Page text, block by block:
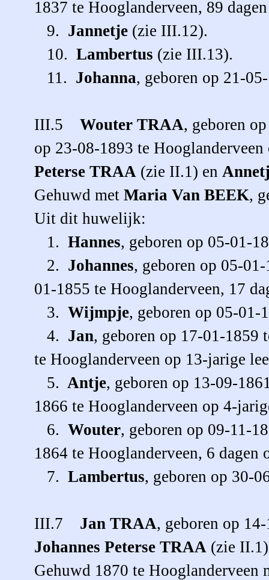
1837 te Hooglanderveen, 89
9. Jannetje(zie III.12).
10. Lambertus (zie III.13).
11. Johanna, geboren op 21-
III.5 WouterTRAA, geboren
op 23-08-1893 te
PeterseTRAA(zie II.1) en
Gehuwd met Maria Van BEEK,
Uit dit huwelijk:
1. Hannes, geboren op 05-01-
2. Johannes, geboren op 05-
01-1855 te Hooglanderveen, 17
3. Wijmpje, geboren op 05-01-
4. Jan, geboren op 17-01-1859
te Hooglanderveen op 13-jarige
5. Antje, geboren op 13-09-
1866 te Hooglanderveen op 4-
6. Wouter, geboren op 09-11-
1864 te Hooglanderveen, 6 dagen
7. Lambertus, geboren op 30-
III.7 JanTRAA, geboren op
Johannes PeterseTRAA(zie
Gehuwd 1870 te Hooglanderveen